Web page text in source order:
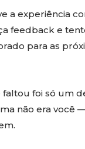
a experiência
feedback e
para as
faltou foi só um
não era você